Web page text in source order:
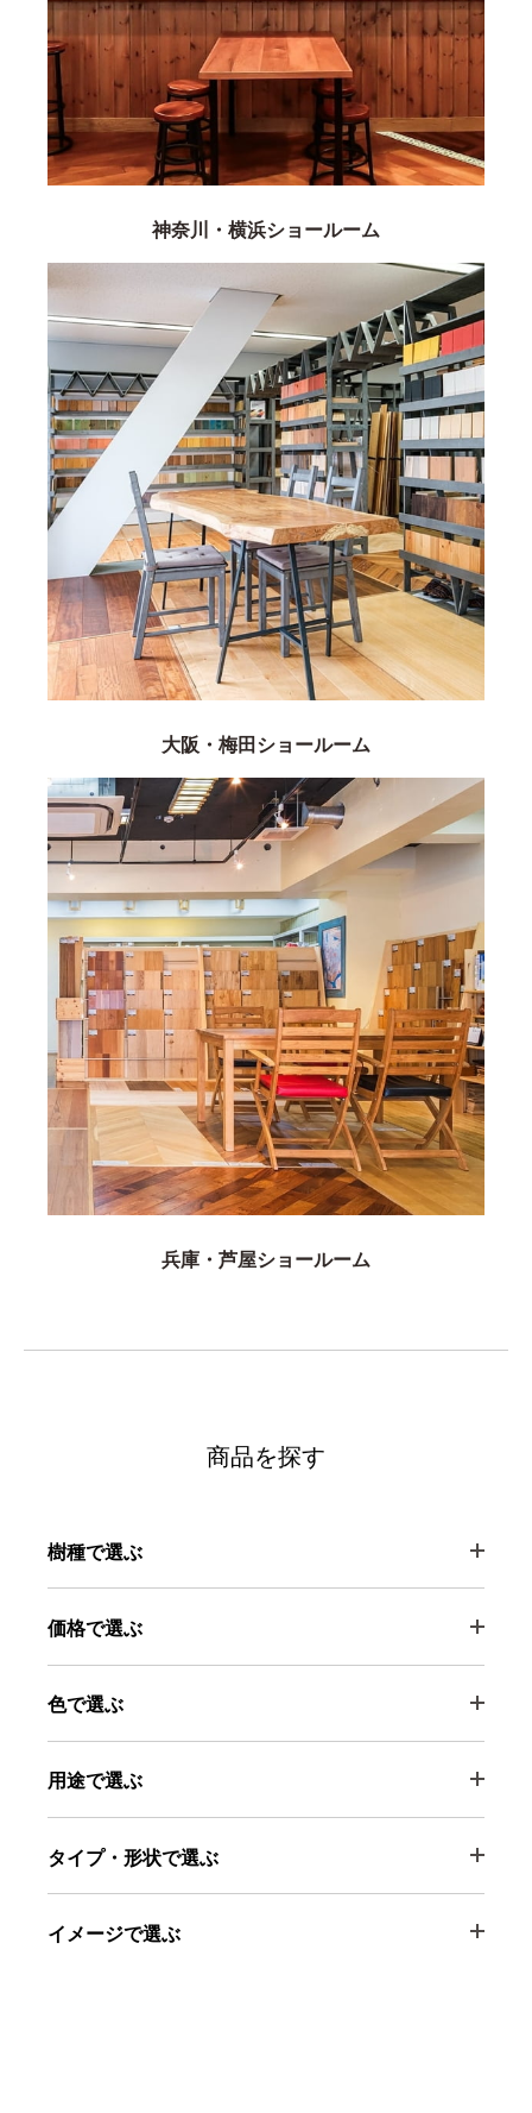
神奈川・横浜ショールーム
大阪・梅田ショールーム
兵庫・芦屋ショールーム
商品を探す
樹種で選ぶ
価格で選ぶ
色で選ぶ
用途で選ぶ
タイプ・形状で選ぶ
イメージで選ぶ